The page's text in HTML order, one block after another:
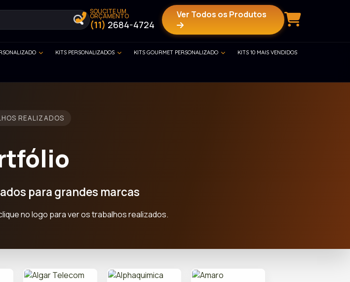
SOLICITE UM
ORÇAMENTO
(11) 2684-4724
Ver Todos os Produtos
KITS PERSONALIZADOS KITS GOURMET PERSONALIZADO KITS 10 MAIS VENDIDOS
REALIZADOS
para grandes marcas
no logo para ver os trabalhos realizados.